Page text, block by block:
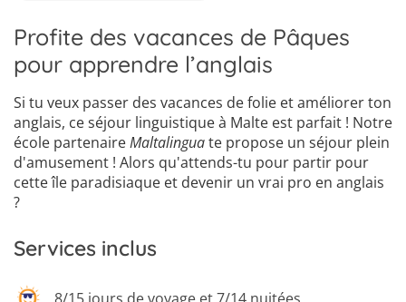
Profite des vacances de Pâques
pour apprendre l’anglais
Si tu veux passer des vacances de folie et améliorer ton
anglais, ce séjour linguistique à Malte est parfait ! Notre
école partenaireMaltalinguate propose un séjour plein
d'amusement ! Alors qu'attends-tu pour partir pour
cette île paradisiaque et devenir un vrai pro en anglais
?
Services inclus